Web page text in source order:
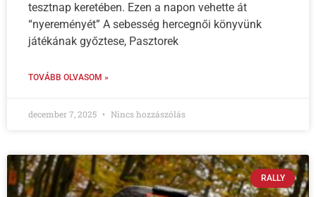
tesztnap keretében. Ezen a napon vehette át
“nyereményét” A sebesség hercegnői könyvünk
játékának győztese, Pasztorek
TOVÁBB OLVASOM »
december 7, 2025 Nincs hozzászólás
RALLY